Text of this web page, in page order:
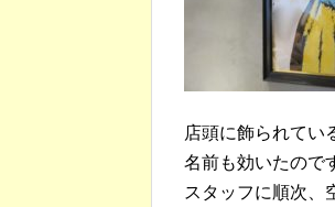
店頭に飾られてい
名前も効いたので
スタッフに順次、